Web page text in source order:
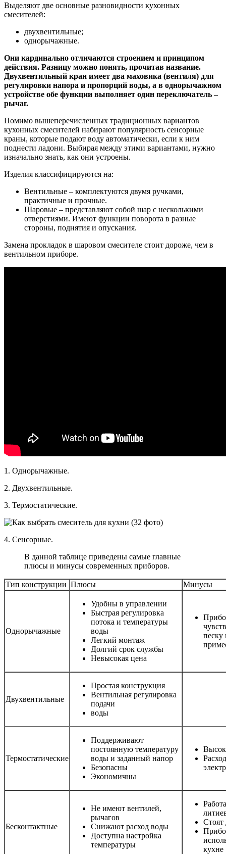
Выделяют две основные разновидности кухонных
смесителей:
двухвентильные;
однорычажные.
Они кардинально отличаются строением и принципом
действия. Разницу можно понять, прочитав название.
Двухвентильный кран имеет два маховика (вентиля) для
регулировки напора и пропорций воды, а в однорычажном
устройстве обе функции выполняет один переключатель –
рычаг.
Помимо вышеперечисленных традиционных вариантов
кухонных смесителей набирают популярность сенсорные
краны, которые подают воду автоматически, если к ним
поднести ладони. Выбирая между этими вариантами, нужно
изначально знать, как они устроены.
Изделия классифицируются на:
Вентильные – комплектуются двумя ручками,
практичные и прочные.
Шаровые – представляют собой шар с несколькими
отверстиями. Имеют функции поворота в разные
стороны, поднятия и опускания.
Замена прокладок в шаровом смесителе стоит дороже, чем в
вентильном приборе.
1. Однорычажные.
2. Двухвентильные.
3. Термостатические.
4. Сенсорные.
В данной таблице приведены самые главные
плюсы и минусы современных приборов.
Тип конструкции Плюсы Минусы
Однорычажные
Удобны в управлении
Быстрая регулировка
потока и температуры
воды
Легкий монтаж
Долгий срок службы
Невысокая цена
песку
Двухвентильные
Простая конструкция
Вентильная регулировка
подачи
воды
Термостатические
Поддерживают
постоянную температуру
воды и заданный напор
Безопасны
Экономичны
Бесконтактные
Не имеют вентилей,
рычагов
Снижают расход воды
Доступна настройка
температуры
Стоят
кухне